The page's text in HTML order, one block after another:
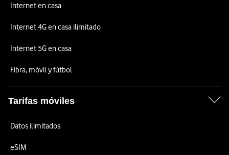
Internet en casa
Internet 4G en casa ilimitado
Internet 5G en casa
Fibra, móvil y fútbol
Tarifas móviles
Datos ilimitados
eSIM